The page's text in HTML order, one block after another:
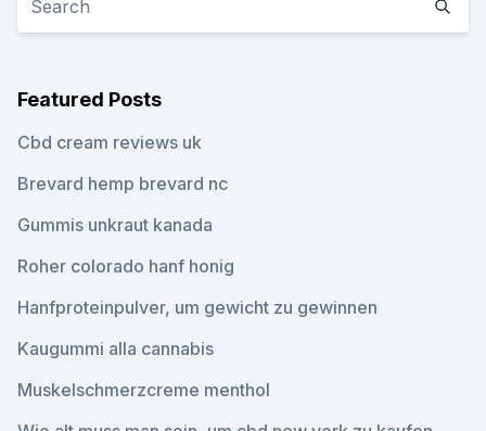
Featured Posts
Cbd cream reviews uk
Brevard hemp brevard nc
Gummis unkraut kanada
Roher colorado hanf honig
Hanfproteinpulver, um gewicht zu gewinnen
Kaugummi alla cannabis
Muskelschmerzcreme menthol